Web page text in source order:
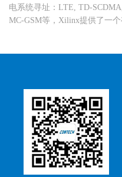
电系统寻址：LTE, TD-
MC-GSM等，Xilinx提供了一